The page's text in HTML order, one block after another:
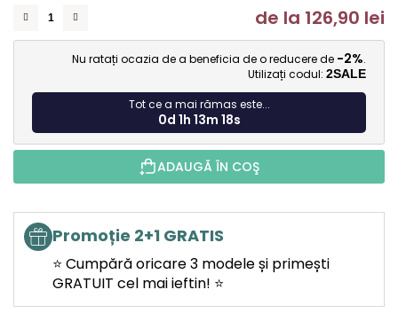
de la 126,90 lei
Nu ratați ocazia de a beneficia de o reducere de -2%.
Utilizați codul: 2SALE
Tot ce a mai rămas este...
0d 1h 13m 17s
ADAUGĂ ÎN COŞ
Promoție 2+1 GRATIS
⭐ Cumpără oricare 3 modele și primești
GRATUIT cel mai ieftin! ⭐